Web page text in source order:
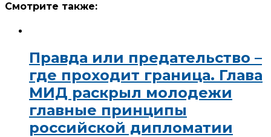
Смотрите также:
Правда или предательство –
где проходит граница. Глава
МИД раскрыл молодежи
главные принципы
российской дипломатии